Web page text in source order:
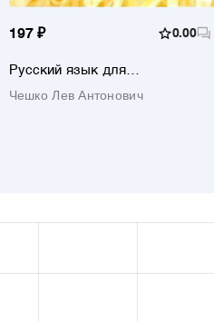
197 ₽ 0.00
Русский язык для
Лексика. Графика. Орфография.
Чешко Лев Антонович